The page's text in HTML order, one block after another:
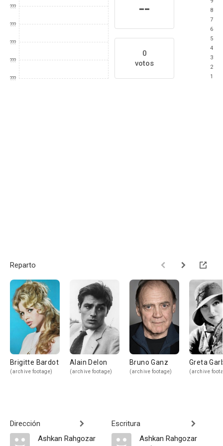
???
???
???
???
???
--
0
votos
8
7
6
5
4
3
2
1
Reparto
Brigitte Bardot
(archive footage)
Alain Delon
(archive footage)
Bruno Ganz
(archive footage)
Greta
(archive
Dirección
Ashkan Rahgozar
Escritura
Ashkan Rahgozar